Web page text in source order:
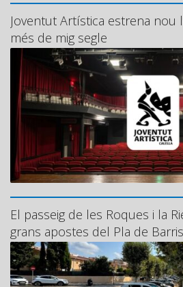
Joventut Artística estrena nou
més de mig segle
El passeig de les Roques i la
grans apostes del Pla de Barris